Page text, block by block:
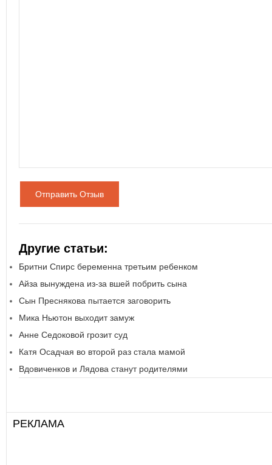
Отправить Отзыв
Другие статьи:
Бритни Спирс беременна третьим ребенком
Айза вынуждена из-за вшей побрить сына
Сын Преснякова пытается заговорить
Мика Ньютон выходит замуж
Анне Седоковой грозит суд
Катя Осадчая во второй раз стала мамой
Вдовиченков и Лядова станут родителями
РЕКЛАМА